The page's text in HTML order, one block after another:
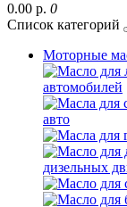
0.00 р. 0
Список категорий
Моторные
автомобилей
авто
дизельных